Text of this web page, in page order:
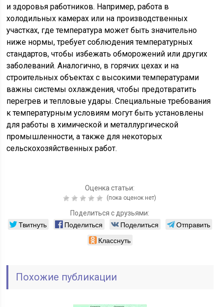
и здоровья работников. Например, работа в
холодильных камерах или на производственных
участках, где температура может быть значительно
ниже нормы, требует соблюдения температурных
стандартов, чтобы избежать обморожений или других
заболеваний. Аналогично, в горячих цехах и на
строительных объектах с высокими температурами
важны системы охлаждения, чтобы предотвратить
перегрев и тепловые удары. Специальные требования
к температурным условиям могут быть установлены
для работы в химической и металлургической
промышленности, а также для некоторых
сельскохозяйственных работ.
Оценка статьи:
(пока оценок нет)
Поделиться с друзьями:
Твитнуть Поделиться Поделиться
Отправить
Класснуть
Похожие публикации